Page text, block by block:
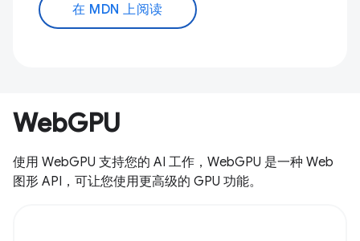
在 MDN 上阅读
WebGPU
使用 WebGPU 支持您的 AI 工作，WebGPU 是一种 Web
图形 API，可让您使用更高级的 GPU 功能。